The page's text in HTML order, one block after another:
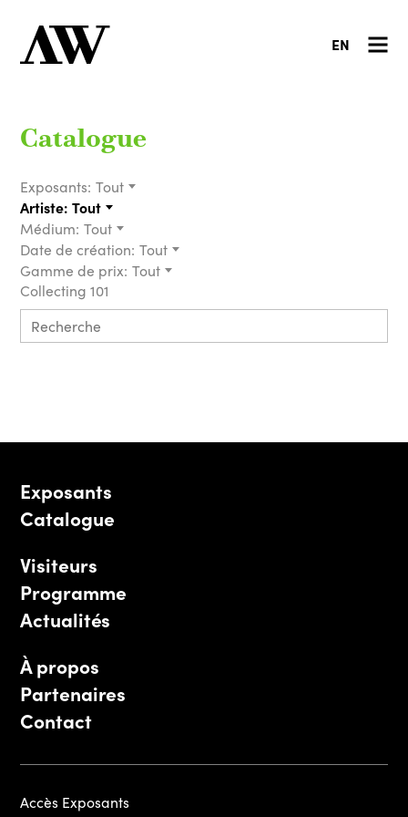
EN
Catalogue
Exposants: Tout
Artiste: Tout
Médium: Tout
Date de création: Tout
Gamme de prix: Tout
Collecting 101
Exposants
Catalogue
Visiteurs
Programme
Actualités
À propos
Partenaires
Contact
Accès Exposants